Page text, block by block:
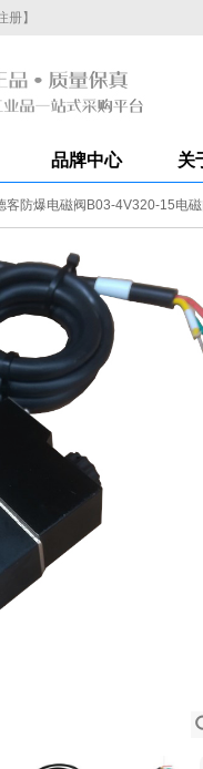
册】
品牌中心 关
客防爆电磁阀B03-4V320-15电